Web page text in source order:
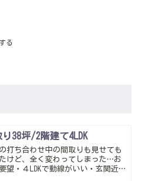
る
り38坪/2階建て4LDK
打ち合わせ中の間取りも見せても
けど、全く変わってしまった…お
望・４LDKで動線がいい・玄関近く